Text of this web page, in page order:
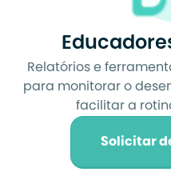
Relatórios e
para monitorar o
facilitar a
Solicitar